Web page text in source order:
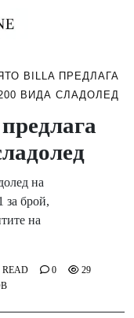
BILLA ПРЕДЛАГА
ВИДА СЛАДОЛЕД
на
за брой,
на
0 29